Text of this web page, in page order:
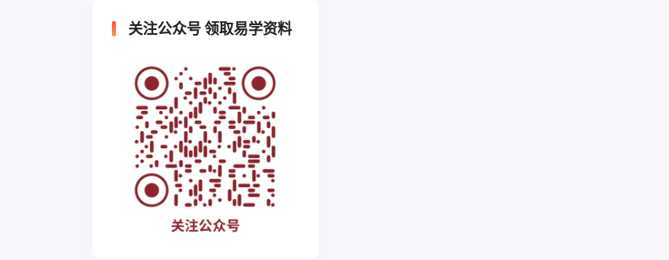
关注公众号 领取易学资料